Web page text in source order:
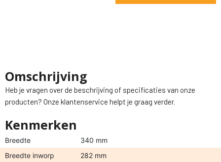
Omschrijving
Heb je vragen over de beschrijving of specificaties van onze
producten? Onze klantenservice helpt je graag verder.
Kenmerken
Breedte
340 mm
Breedte inworp
282 mm